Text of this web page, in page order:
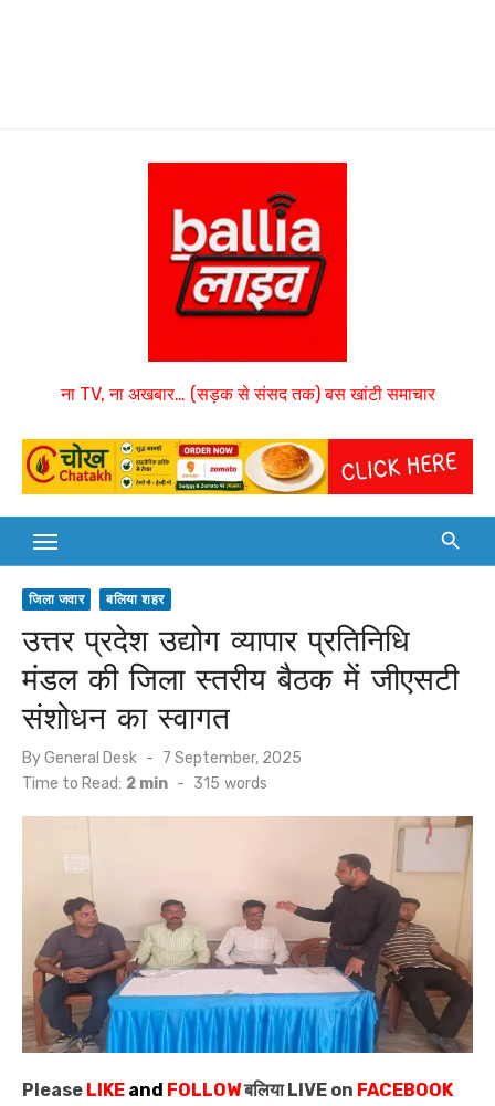
ना TV, ना अखबार… (सड़क से संसद तक) बस खांटी समाचार
जिला जवार बलिया शहर
उत्तर प्रदेश उद्योग व्यापार प्रतिनिधि
मंडल की जिला स्तरीय बैठक में जीएसटी
संशोधन का स्वागत
ByGeneral Desk
Posted
on
7 September, 2025
Time to Read: 2 min - 315 words
Please LIKE and FOLLOWबलिया LIVE on FACEBOOK